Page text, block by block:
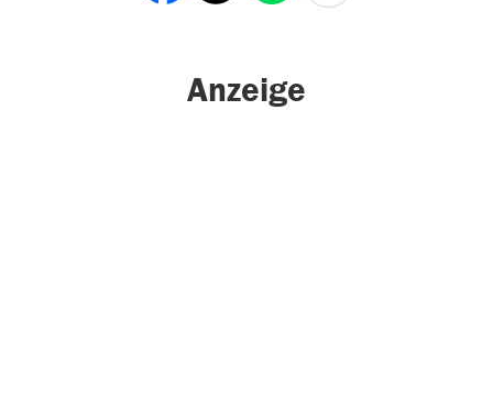
Anzeige